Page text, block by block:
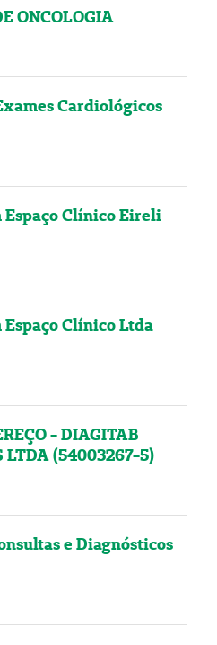
ONCOLOGIA
Cardiológicos
Clínico Eireli
Clínico Ltda
- DIAGITAB
LTDA (54003267-5)
e Diagnósticos